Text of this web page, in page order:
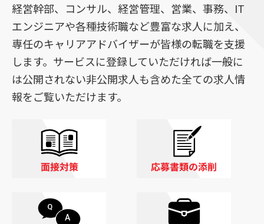
経営幹部、コンサル、経営管理、営業、事務、IT
エンジニアや各種技術職など豊富な求人に加え、
専任のキャリアアドバイザーが皆様の転職を支援
します。サービスに登録していただければ一般に
は公開されない非公開求人も含めた全ての求人情
報をご覧いただけます。